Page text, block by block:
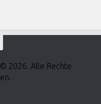
2026. Alle Rechte